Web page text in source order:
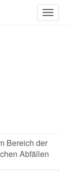
ein-/
Bereich der
Abfällen